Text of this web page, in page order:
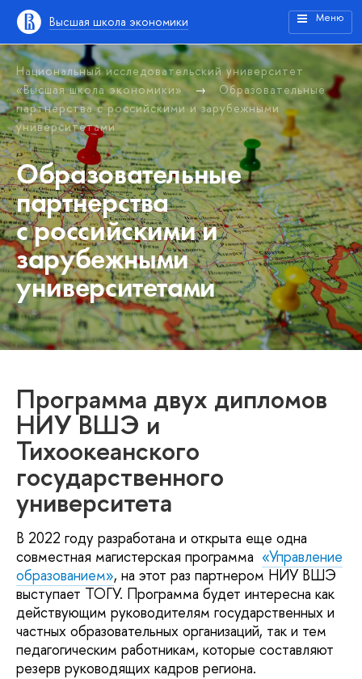
Высшая школа экономики Меню
Национальный исследовательский университет
«Высшая школа экономики»
Образовательные
партнерства с российскими и зарубежными
университетами
Образовательные
партнерства
с российскими и
зарубежными
университетами
Программа двух дипломов
НИУ ВШЭ и
Тихоокеанского
государственного
университета
В 2022 году разработана и открыта еще одна
совместная магистерская программа «Управление
образованием», на этот раз партнером НИУ ВШЭ
выступает ТОГУ. Программа будет интересна как
действующим руководителям государственных и
частных образовательных организаций, так и тем
педагогическим работникам, которые составляют
резерв руководящих кадров региона.